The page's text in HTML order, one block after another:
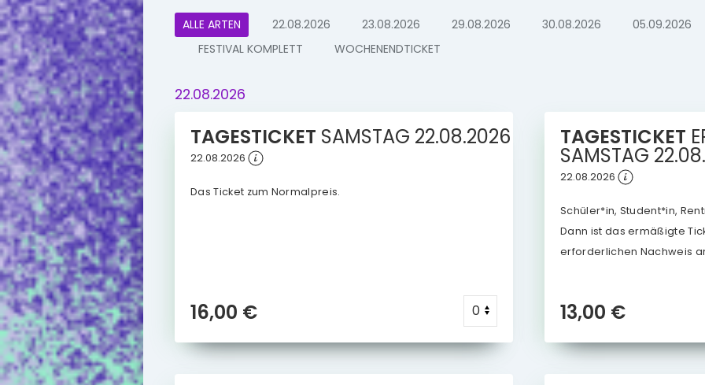
ALLE ARTEN 22.08.2026 23.08.2026 29.08.2026 30.08.2026
05.09.2026
FESTIVAL KOMPLETT
WOCHENENDTICKET
22.08.2026
TAGESTICKET SAMSTAG 22.08.2026
22.08.2026
Das Ticket zum Normalpreis.
16,00 €
TAGESTICKET
SAMSTAG
22.08.2026
Schüler*in, Student*in,
Dann ist das ermäßigte
erforderlichen Nachweis
13,00 €